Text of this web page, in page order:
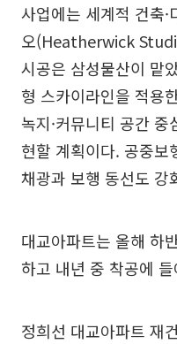
사업에는 세계적 건축
오(Heatherwick
시공은 삼성물산이 맡
형 스카이라인을 적용
녹지·커뮤니티 공간 중
현할 계획이다. 공중보
채광과 보행 동선도 강
대교아파트는 올해 하
하고 내년 중 착공에
정희선 대교아파트 재